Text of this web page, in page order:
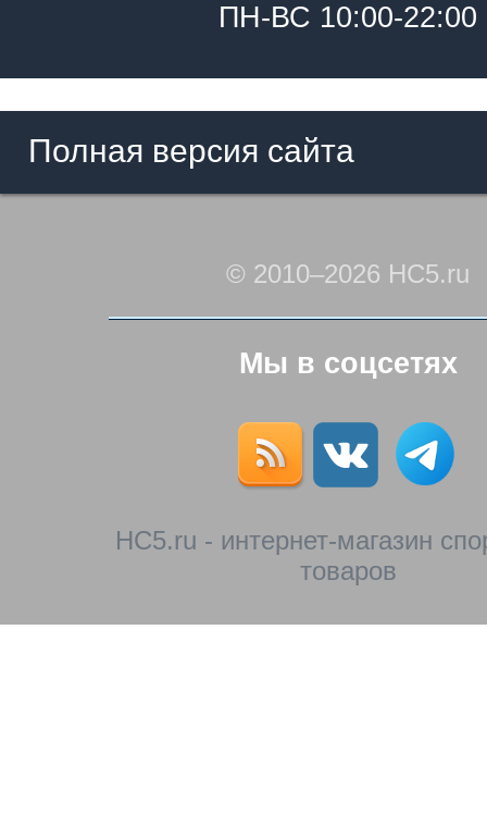
ПН-ВС 10:00-22:00
Полная версия сайта
© 2010–2026 HC5.ru
Мы в соцсетях
HC5.ru - интернет-магазин
товаров